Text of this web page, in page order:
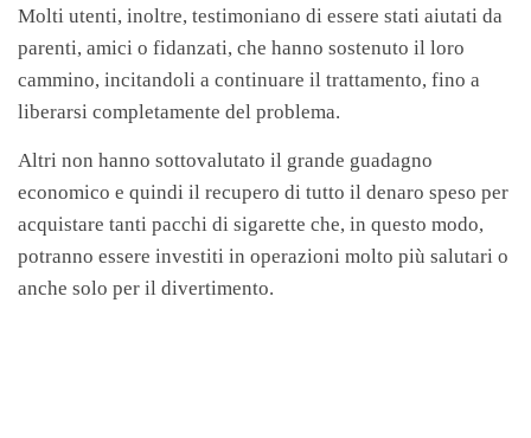
Molti utenti, inoltre, testimoniano di essere stati aiutati da
parenti, amici o fidanzati, che hanno sostenuto il loro
cammino, incitandoli a continuare il trattamento, fino a
liberarsi completamente del problema.
Altri non hanno sottovalutato il grande guadagno
economico e quindi il recupero di tutto il denaro speso per
acquistare tanti pacchi di sigarette che, in questo modo,
potranno essere investiti in operazioni molto più salutari o
anche solo per il divertimento.